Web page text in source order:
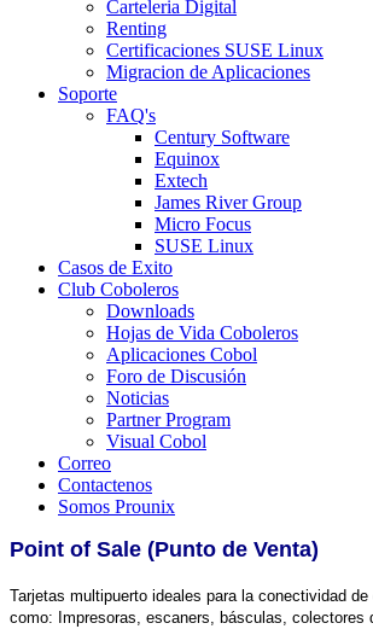
Carteleria Digital
Renting
Certificaciones SUSE Linux
Migracion de Aplicaciones
Soporte
FAQ's
Century Software
Equinox
Extech
James River Group
Micro Focus
SUSE Linux
Casos de Exito
Club Coboleros
Downloads
Hojas de Vida Coboleros
Aplicaciones Cobol
Foro de Discusión
Noticias
Partner Program
Visual Cobol
Correo
Contactenos
Somos Prounix
Point of Sale (Punto de Venta)
Tarjetas multipuerto ideales para la conectividad
como: Impresoras, escaners, básculas, colectores